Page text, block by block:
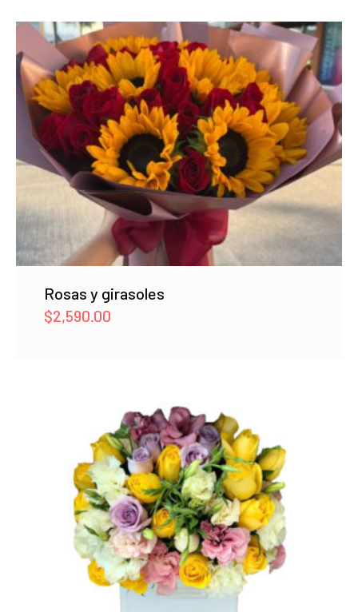
Rosas y girasoles
$2,590.00